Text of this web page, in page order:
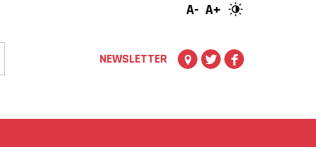
A- A+
NEWSLETTER